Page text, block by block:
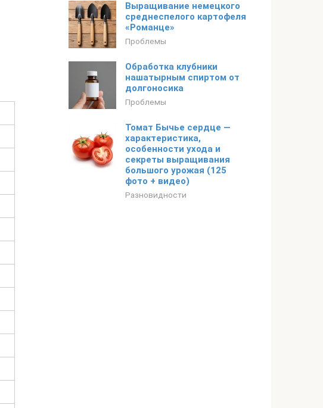
Выращивание немецкого
среднеспелого картофеля
«Романце»
Проблемы
Обработка клубники
нашатырным спиртом от
долгоносика
Проблемы
Томат Бычье сердце —
характеристика,
особенности ухода и
секреты выращивания
большого урожая (125
фото + видео)
Разновидности